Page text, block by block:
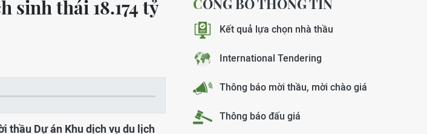
sinh thái 18.174 tỷ
thầu Dự án Khu dịch vụ du lịch
CÔNG BỐ THÔNG TIN
Kết quả lựa chọn nhà thầu
International Tendering
Thông báo mời thầu, mời chào giá
Thông báo đấu giá